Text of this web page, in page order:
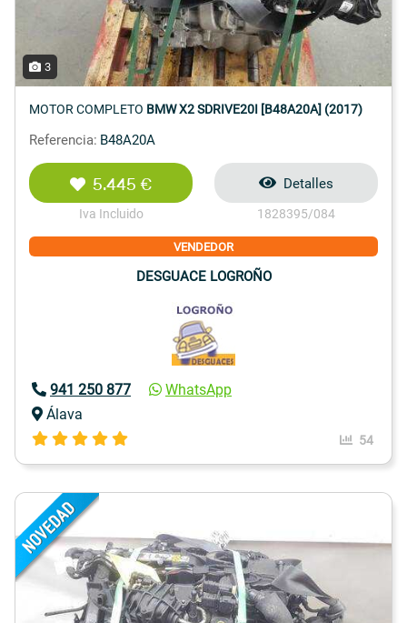
3
MOTOR COMPLETO BMW X2 SDRIVE20I [B48A20A] (2017)
Referencia: B48A20A
5.445 €
Iva Incluido
Detalles
1828395/084
VENDEDOR
DESGUACE LOGROÑO
941 250 877
WhatsApp
Álava
54